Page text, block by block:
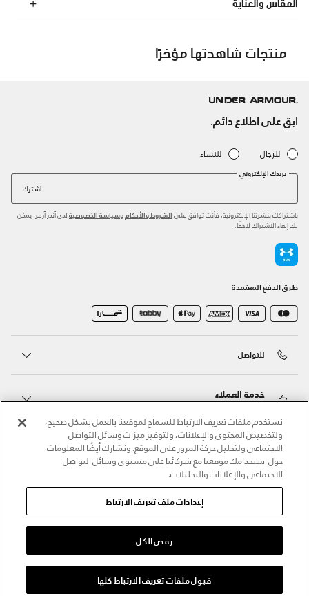
المقاس والعناية
منتجات شاهدتها مؤخرًا
ابق على اطلاع دائم.
للرجال للنساء
بريدك الإلكتروني
اشترك
باشتراكك بنشرتنا الإلكترونية، فأنت توافق على الشروط والأحكام وسياسة الخصوصية لدى أندر آرمر. يمكن
لك إلغاء الاشتراك لاحقًا.
طرق الدفع المعتمدة
للتواصل
خدمة العملاء
حول أندر آرمر
أندر آرمر على الشبكات الاجتماعية
نستخدم ملفات تعريف الارتباط للسماح لموقعنا بالعمل بشكل صحيح،
ولتخصيص المحتوى والإعلانات، ولتوفير ميزات وسائل التواصل
الاجتماعي ولتحليل حركة المرور على الموقع. ونشارك أيضًا المعلومات
حول استخدامك موقعنا مع شركائنا على مستوى وسائل التواصل
الاجتماعي والإعلانات والتحليلات.
إعدادات ملف تعريف الارتباط
رفض الكل
قبول ملفات تعريف الارتباط كلها